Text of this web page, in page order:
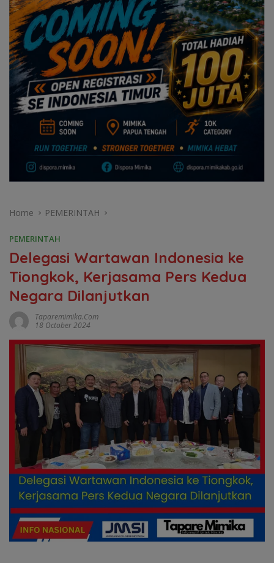
Home PEMERINTAH
PEMERINTAH
Delegasi Wartawan Indonesia ke
Tiongkok, Kerjasama Pers Kedua
Negara Dilanjutkan
Taparemimika.com
18 October 2024